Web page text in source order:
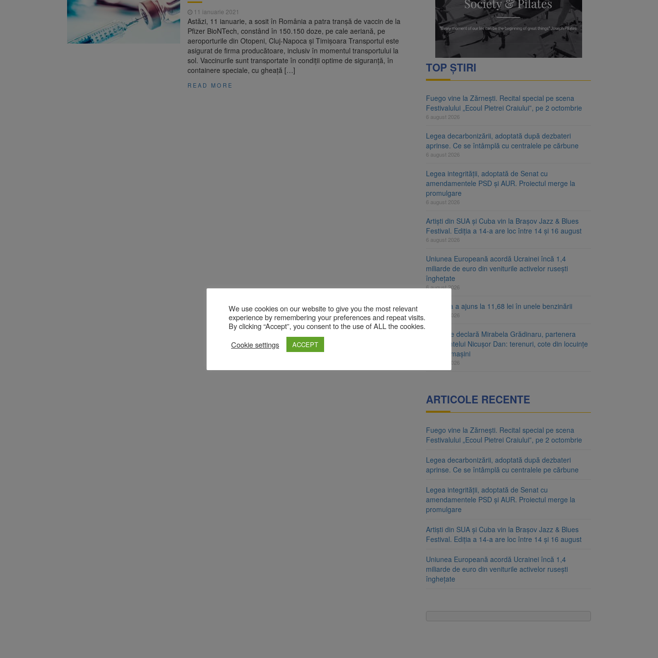
11 ianuarie 2021
Astăzi, 11 ianuarie, a sosit în România a patra tranșă de vaccin de la
Pfizer BioNTech, constând în 150.150 doze, pe cale aeriană, pe
aeroporturile din Otopeni, Cluj-Napoca și Timișoara Transportul este
asigurat de firma producătoare, inclusiv în momentul transportului la
sol. Vaccinurile sunt transportate în condiții optime de siguranță, în
containere speciale, cu gheață […]
READ MORE
TOP ȘTIRI
Fuego vine la Zărnești. Recital special pe scena
Festivalului „Ecoul Pietrei Craiului”, pe 2 octombrie
6 august 2026
Legea decarbonizării, adoptată după dezbateri
aprinse. Ce se întâmplă cu centralele pe cărbune
6 august 2026
Legea integrității, adoptată de Senat cu
amendamentele PSD și AUR. Proiectul merge la
promulgare
6 august 2026
Artiști din SUA și Cuba vin la Brașov Jazz & Blues
Festival. Ediția a 14-a are loc între 14 și 16 august
6 august 2026
Uniunea Europeană acordă Ucrainei încă 1,4
miliarde de euro din veniturile activelor rusești
înghețate
6 august 2026
Motorina a ajuns la 11,68 lei în unele benzinării
6 august 2026
Ce avere declară Mirabela Grădinaru, partenera
președintelui Nicușor Dan: terenuri, cote din locuințe
și două mașini
5 august 2026
ARTICOLE RECENTE
Fuego vine la Zărnești. Recital special pe scena
Festivalului „Ecoul Pietrei Craiului”, pe 2 octombrie
Legea decarbonizării, adoptată după dezbateri
aprinse. Ce se întâmplă cu centralele pe cărbune
Legea integrității, adoptată de Senat cu
amendamentele PSD și AUR. Proiectul merge la
promulgare
Artiști din SUA și Cuba vin la Brașov Jazz & Blues
Festival. Ediția a 14-a are loc între 14 și 16 august
Uniunea Europeană acordă Ucrainei încă 1,4
miliarde de euro din veniturile activelor rusești
înghețate
We use cookies on our website to give you the most relevant
experience by remembering your preferences and repeat visits.
By clicking “Accept”, you consent to the use of ALL the cookies.
Cookie settings
ACCEPT